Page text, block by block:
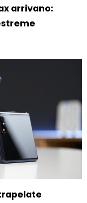
arrivano: